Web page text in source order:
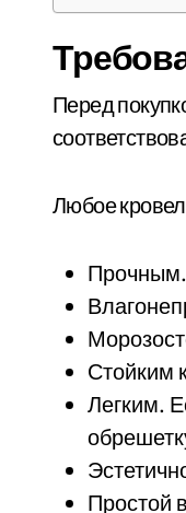
Перед
Любое
Прочным.
Стойким
Легким.
Простой